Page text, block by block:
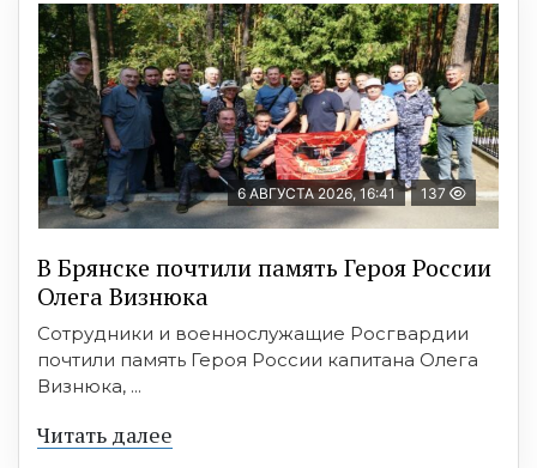
6 АВГУСТА 2026, 16:41 137
В Брянске почтили память Героя России
Олега Визнюка
Сотрудники и военнослужащие Росгвардии
почтили память Героя России капитана Олега
Визнюка, ...
Читать далее